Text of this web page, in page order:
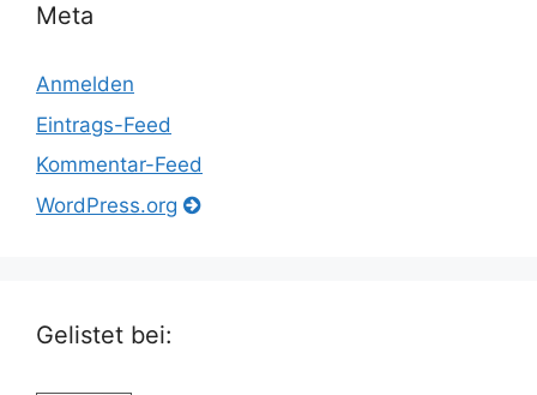
Meta
Anmelden
Eintrags-Feed
Kommentar-Feed
WordPress.org
Gelistet bei: